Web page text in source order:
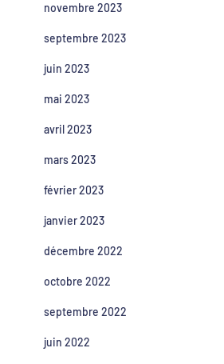
novembre 2023
septembre 2023
juin 2023
mai 2023
avril 2023
mars 2023
février 2023
janvier 2023
décembre 2022
octobre 2022
septembre 2022
juin 2022